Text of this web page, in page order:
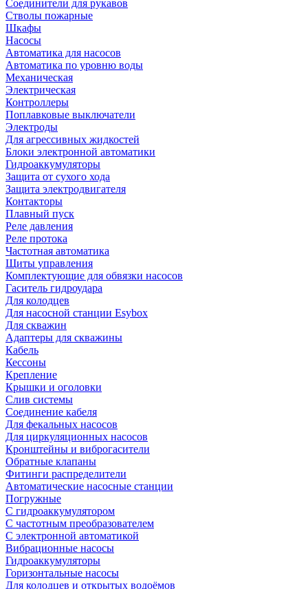
Соединители для рукавов
Стволы пожарные
Шкафы
Насосы
Автоматика для насосов
Автоматика по уровню воды
Механическая
Электрическая
Контроллеры
Поплавковые выключатели
Электроды
Для агрессивных жидкостей
Блоки электронной автоматики
Гидроаккумуляторы
Защита от сухого хода
Защита электродвигателя
Контакторы
Плавный пуск
Реле давления
Реле протока
Частотная автоматика
Щиты управления
Комплектующие для обвязки насосов
Гаситель гидроудара
Для колодцев
Для насосной станции Esybox
Для скважин
Адаптеры для скважины
Кабель
Кессоны
Крепление
Крышки и оголовки
Слив системы
Соединение кабеля
Для фекальных насосов
Для циркуляционных насосов
Кронштейны и виброгасители
Обратные клапаны
Фитинги распределители
Автоматические насосные станции
Погружные
С гидроаккумулятором
С частотным преобразователем
С электронной автоматикой
Вибрационные насосы
Гидроаккумуляторы
Горизонтальные насосы
Для колодцев и открытых водоёмов